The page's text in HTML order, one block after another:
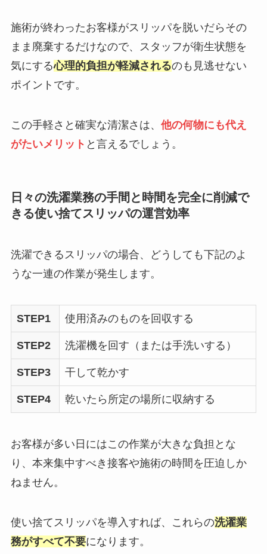
施術が終わったお客様がスリッパを脱いだらその
まま廃棄するだけなので、スタッフが衛生状態を
気にする心理的負担が軽減されるのも見逃せない
ポイントです。
この手軽さと確実な清潔さは、 他の何物にも代え
がたいメリット と言えるでしょう。
日々の洗濯業務の手間と時間を完全に削減で
きる使い捨てスリッパの運営効率
洗濯できるスリッパの場合、どうしても下記のよ
うな一連の作業が発生します。
STEP1 使用済みのものを回収する
STEP2 洗濯機を回す（または手洗いする）
STEP3 干して乾かす
STEP4 乾いたら所定の場所に収納する
お客様が多い日にはこの作業が大きな負担とな
り、本来集中すべき接客や施術の時間を圧迫しか
ねません。
使い捨てスリッパを導入すれば、これらの洗濯業
務がすべて不要になります。